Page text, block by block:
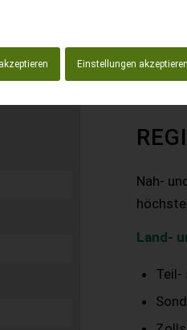
Einstellungen akzeptieren
Nah-
Land-
Teil-